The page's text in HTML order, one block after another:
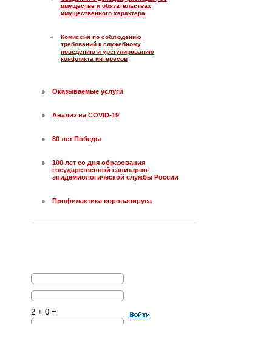
имуществе и обязательствах
имущественного характера
Комиссия по соблюдению
требований к служебному
поведению и урегулированию
конфликта интересов
Оказываемые услуги
Анализ на COVID-19
80 лет Победы
100 лет со дня образования
государственной санитарно-
эпидемиологической службы России
Профилактика коронавируса
2 + 0 =